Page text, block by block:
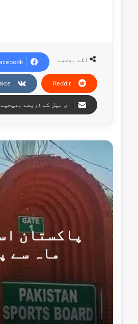
آگے بھجیے
Reddit
ای میل کے ذریعے بھیجیے
پاکستان
ماہ سے
4 گھنٹے پہلے